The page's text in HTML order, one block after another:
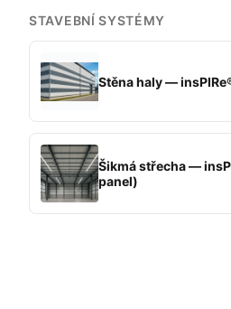
STAVEBNÍ SYSTÉMY
Stěna haly —
Šikmá střecha —
panel)